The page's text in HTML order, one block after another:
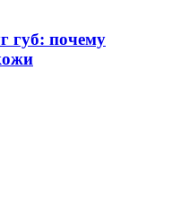
губ: почему